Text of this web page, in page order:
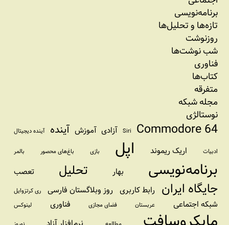
برنامه‏‌نویسی
تازه‌‌ها و تحلیل‌ها
روزنوشت
شب نوشت‌ها
فناوری
کتاب‌ها
متفرقه
مجله شبکه
نوستالژی
Commodore 64
Siri آزادی آموزش آینده آینده دیجیتال
ادبیات اریک ریموند اپل بازی باغ‌های محصور بالمر
برنامه‌نویسی بهار تحلیل تعصب
جایگاه ایران رابط کاربری روز وبلاگستان فارسی ری کرتزوایل
شبکه اجتماعی عربستان فضای مجازی فناوری لینوکس